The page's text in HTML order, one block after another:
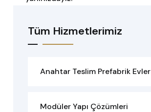
Tüm Hizmetlerimiz
Anahtar Teslim Prefabrik Evler
Modüler Yapı Çözümleri